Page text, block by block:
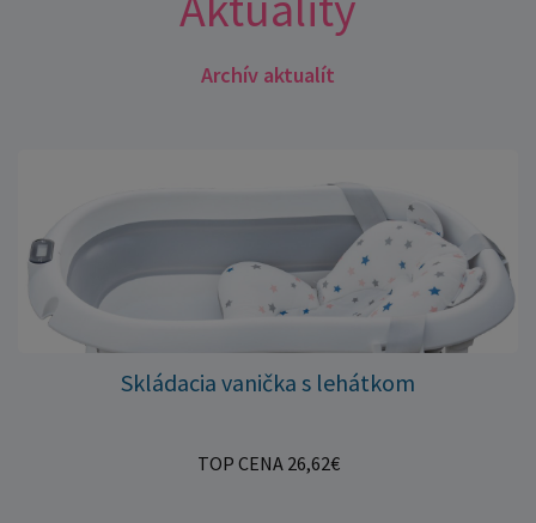
Archív aktualít
Skládacia vanička s lehátkom
TOP CENA 26,62€